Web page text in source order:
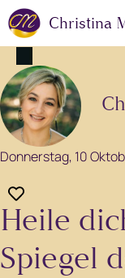
Christina
Donnerstag, 10
Heile
Spiegel